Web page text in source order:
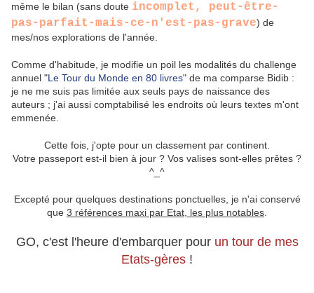
même le bilan (sans doute incomplet, peut-être-
pas-parfait-mais-ce-n'est-pas-grave) de
mes/nos explorations de l'année.
Comme d'habitude, je modifie un poil les modalités du challenge
annuel "Le Tour du Monde en 80 livres" de ma comparse Bidib :
je ne me suis pas limitée aux seuls pays de naissance des
auteurs ; j'ai aussi comptabilisé les endroits où leurs textes m'ont
emmenée.
Cette fois, j'opte pour un classement par continent.
Votre passeport est-il bien à jour ? Vos valises sont-elles prêtes ?
^_^
Excepté pour quelques destinations ponctuelles, je n'ai conservé
que 3 références maxi par Etat, les plus notables
GO, c'est l'heure d'embarquer pour un tour de mes
Etats-gères !